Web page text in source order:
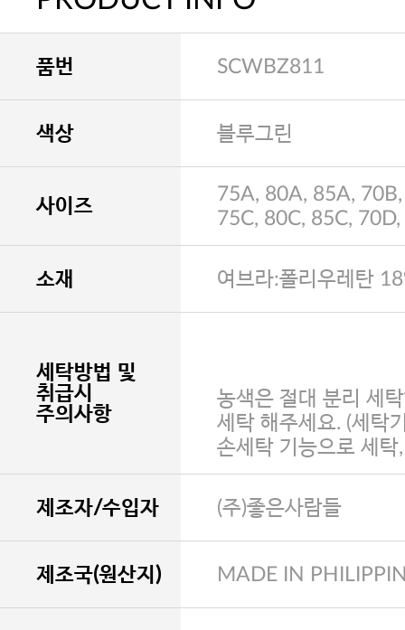
품번 SCWBZ811
색상 블루그린
사이즈
75A, 80A, 85A,
75C, 80C, 85C,
소재 여브라:폴리우레탄
세탁방법 및
취급시
주의사항
농색은 절대 분리 세
세탁 해주세요. (세탁
손세탁 기능으로 세탁
제조자/수입자 (주)좋은사람들
제조국(원산지) MADE IN